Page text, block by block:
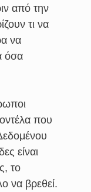
από την
τι να
να
όσα
που
είναι
το
να βρεθεί.